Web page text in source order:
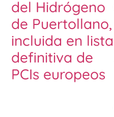
del Hidrógeno
de Puertollano,
incluida en lista
definitiva de
PCIs europeos